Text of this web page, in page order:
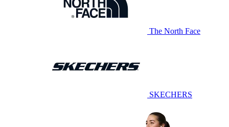
The North Face
SKECHERS